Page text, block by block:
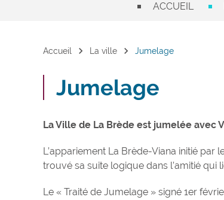
ACCUEIL
Accueil chevron_right La ville chevron_right Jumelage
Jumelage
La Ville de La Brède est jumelée avec
L’appariement La Brède-Viana initié
trouvé sa suite logique dans l’amitié qui
Le « Traité de Jumelage » signé 1er